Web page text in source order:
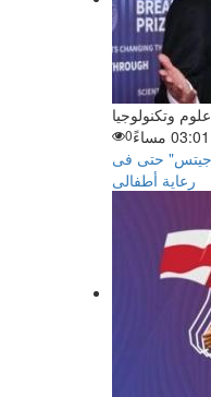
علوم وتكنولوجيا
0
جيتس" حتى فى
رعاية أطفالى